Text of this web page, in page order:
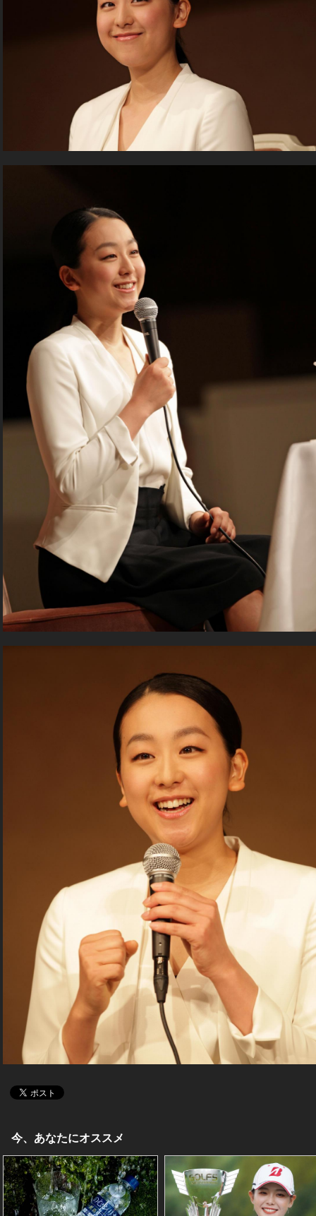
今、あなたにオススメ